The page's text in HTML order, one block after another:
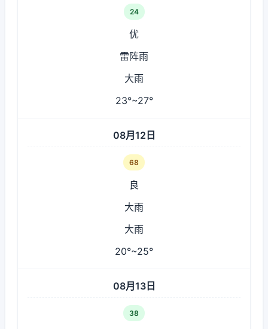
24
优
雷阵雨
大雨
23°~27°
08月12日
68
良
大雨
大雨
20°~25°
08月13日
38